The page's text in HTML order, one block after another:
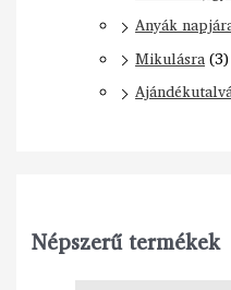
Anyák
Mikulásra(3)
Népszerű termékek